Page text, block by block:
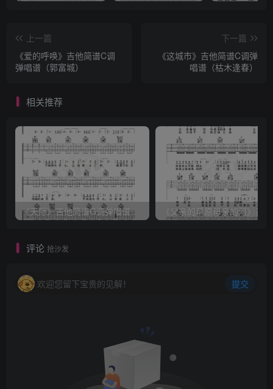
上一篇
《爱的呼唤》吉他简谱C调
弹唱谱（郭富城）
下一篇
《这城市》吉他简谱C调弹
唱谱（枯木逢春）
相关推荐
《天际》吉他简谱G调弹唱谱（姜玉阳）
评论 抢沙发
欢迎您留下宝贵的见解！ 提交